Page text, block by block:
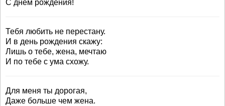
С днем рождения!
Тебя любить не перестану.
И в день рождения скажу:
Лишь о тебе, жена, мечтаю
И по тебе с ума схожу.
Для меня ты дорогая,
Даже больше чем жена.